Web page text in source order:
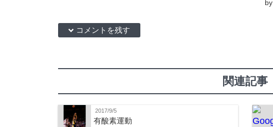
down コメントを残す
関連記事
2017/9/5
有酸素運動